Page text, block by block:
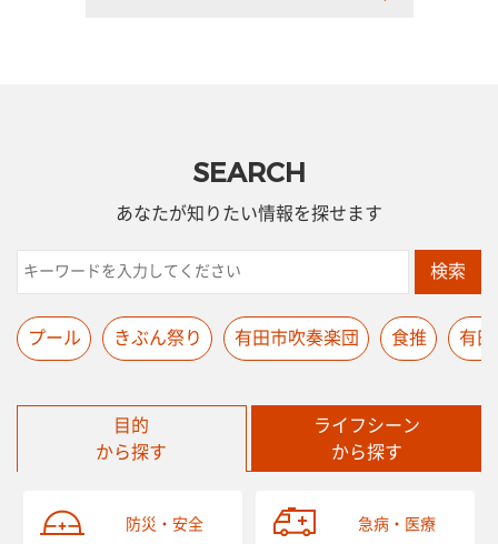
SEARCH
あなたが知りたい情報を探せます
検索
プール きぶん祭り 有田市吹奏楽団 食推 有
目的
から探す
ライフシーン
から探す
防災・安全 急病・医療